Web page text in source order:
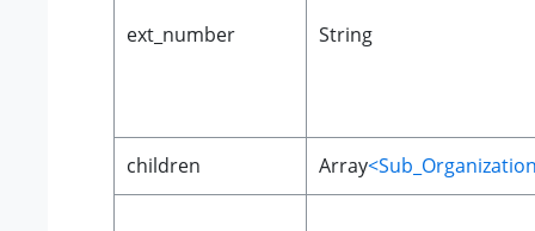
ext_number String
children Array